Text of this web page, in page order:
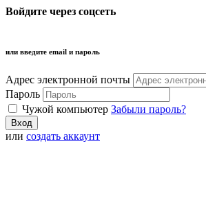
Войдите через соцсеть
или введите email и пароль
Адрес электронной почты
Пароль
Чужой компьютер Забыли пароль?
или создать аккаунт